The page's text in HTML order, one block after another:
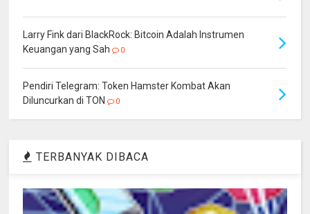
Larry Fink dari BlackRock: Bitcoin Adalah Instrumen
Keuangan yang Sah
0
Pendiri Telegram: Token Hamster Kombat Akan
Diluncurkan di TON
0
TERBANYAK DIBACA